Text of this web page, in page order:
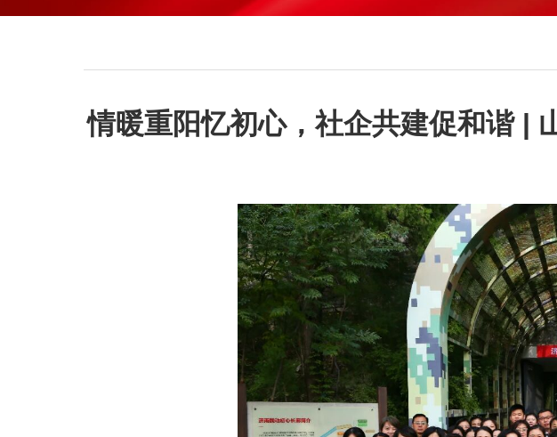
情暖重阳忆初心，社企共建促和谐 |